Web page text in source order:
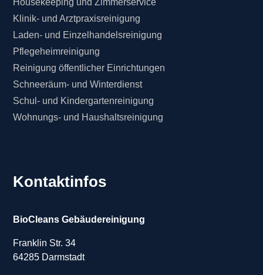
Housekeeping und Zimmerservice
Klinik- und Arztpraxisreinigung
Laden- und Einzelhandelsreinigung
Pflegeheimreinigung
Reinigung öffentlicher Einrichtungen
Schneeräum- und Winterdienst
Schul- und Kindergartenreinigung
Wohnungs- und Haushaltsreinigung
Kontaktinfos
BioCleans Gebäudereinigung
Franklin Str. 34
64285 Darmstadt